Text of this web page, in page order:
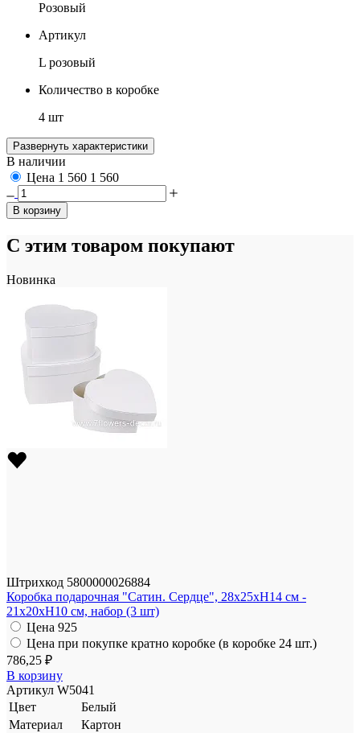
Розовый
Артикул
L розовый
Количество в коробке
4 шт
Развернуть характеристики
В наличии
Цена 1 560 1 560
В корзину
С этим товаром покупают
Новинка
Штрихкод 5800000026884
Коробка подарочная "Сатин. Сердце", 28x25xH14 см -
21x20xH10 см, набор (3 шт)
Цена 925
Цена при покупке кратно коробке (в коробке 24 шт.)
786,25 ₽
В корзину
Артикул W5041
Цвет
Белый
Материал
Картон